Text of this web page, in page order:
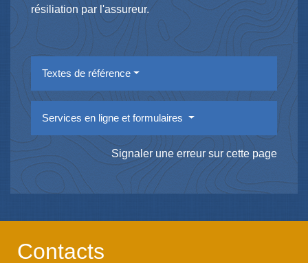
résiliation par l'assureur.
Textes de référence
Services en ligne et formulaires
Signaler une erreur sur cette page
Contacts